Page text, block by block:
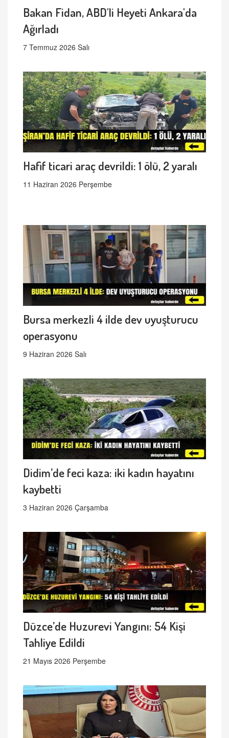
Bakan Fidan, ABD'li Heyeti Ankara'da
Ağırladı
7 Temmuz 2026 Salı
Hafif ticari araç devrildi: 1 ölü, 2 yaralı
11 Haziran 2026 Perşembe
Bursa merkezli 4 ilde dev uyuşturucu
operasyonu
9 Haziran 2026 Salı
Didim’de feci kaza: iki kadın hayatını
kaybetti
3 Haziran 2026 Çarşamba
Düzce’de Huzurevi Yangını: 54 Kişi
Tahliye Edildi
21 Mayıs 2026 Perşembe